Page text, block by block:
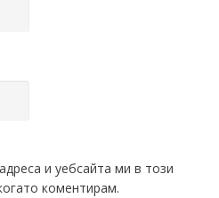
и уебсайта ми в този
коментирам.